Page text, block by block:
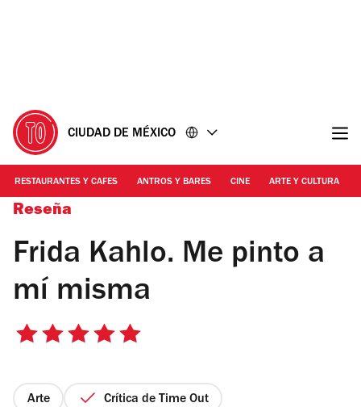
CIUDAD DE MÉXICO
RESTAURANTES Y CAFES ANTROS Y BARES CINE ARTE Y CULTURA
Reseña
Frida Kahlo. Me pinto a
mí misma
5
estrellas
Arte Crítica de Time Out